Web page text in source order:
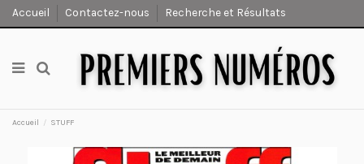
Accueil Contactez-nous Recherche et Résultats
Accueil STUFF